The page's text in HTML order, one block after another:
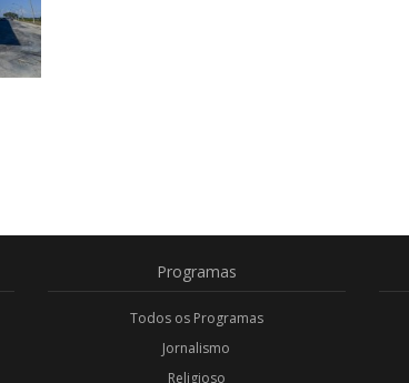
Programas
Todos os Programas
Jornalismo
Religioso